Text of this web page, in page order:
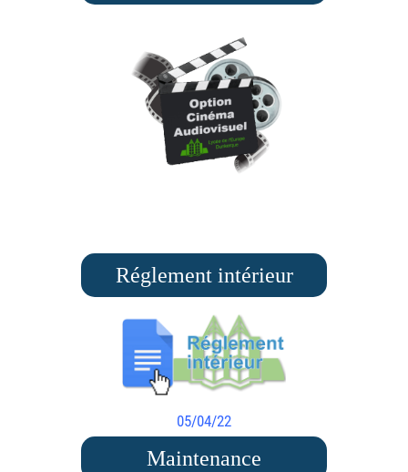
Réglement intérieur
05/04/22
Maintenance